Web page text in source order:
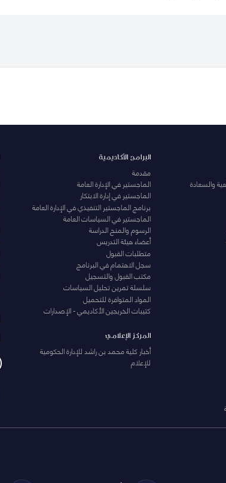
والسعادة
البرامج الأكاديمية
مقدمة
الماجستير في الإدارة العامة
الماجستير في إدارة الابتكار
برنامج الماجستير التنفيذي في الإدارة العامة
الماجستير في السياسات العامة
الرسوم والمنح الدراسة
أعضاء هيئة التدريس
متطلبات القبول
سجل الاهتمام في البرنامج
مكتب القبول والتسجيل
سلسلة تمرين تحليل السياسات
المواد المتوافرة للتحميل
كتيبات الخريجين الأكاديمي - الإصدارات
المركز الإعلامي
أخبار كلية محمد بن راشد للإدارة الحكومية
للإعلام